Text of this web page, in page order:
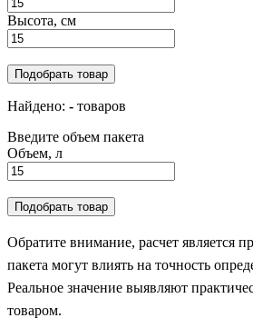
Высота, см
Подобрать товар
Найдено: - товаров
Введите объем пакета
Объем, л
Подобрать товар
Обратите внимание, расчет является
пакета могут влиять на точность
Реальное значение выявляют
товаром.